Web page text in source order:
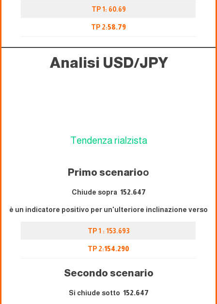
TP 1: 60.69
TP 2:58.79
Analisi USD/JPY
Tendenza rialzista
Primo scenarioo
Chiude sopra 152.647
è un indicatore positivo per un'ulteriore inclinazione verso
TP 1 : 153.693
TP 2:154.290
Secondo scenario
Si chiude sotto 152.647